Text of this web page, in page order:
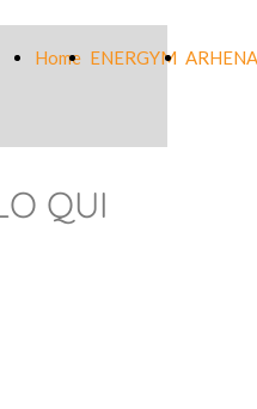
Home ENERGYM
QUI